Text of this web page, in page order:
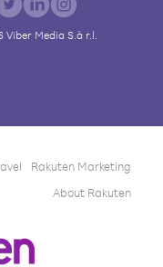
Viber Media S.à r.l.
Rakuten Marketing
About Rakuten